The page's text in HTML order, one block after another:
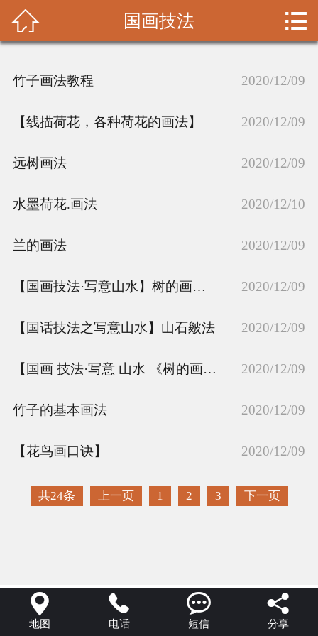
收藏鉴赏
书画装裱
山水画
花鸟画
 国画技法 
竹子画法教程 2020/12/09
【线描荷花，各种荷花的画法】 2020/12/09
远树画法 2020/12/09
水墨荷花.画法 2020/12/10
兰的画法 2020/12/09
【国画技法·写意山水】树的画法（上） 2020/12/09
【国话技法之写意山水】山石皴法 2020/12/09
【国画 技法·写意 山水 《树的画法》】（下） 2020/12/09
竹子的基本画法 2020/12/09
【花鸟画口诀】 2020/12/09
共24条 上一页 1 2 3 下一页

地图

电话

短信

分享